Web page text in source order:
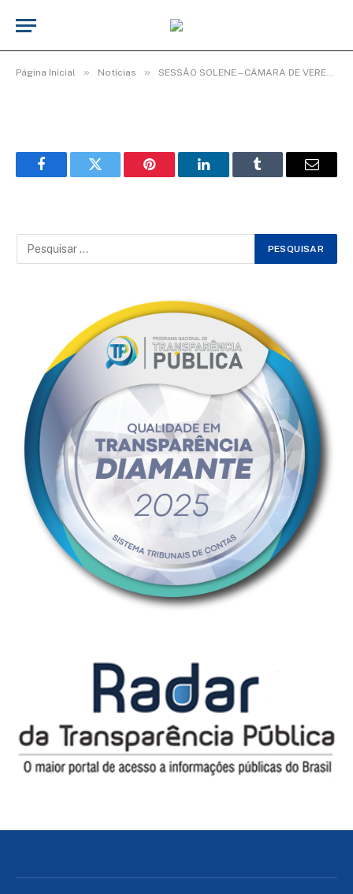
Página Inicial » Notícias » SESSÃO SOLENE – CÂMARA DE VEREADORES ENCERRA ANO LEGISLATIVO COM HOMENAGENS.
(1)
FacebookTwitter Pinterest LinkedInTumblr Email